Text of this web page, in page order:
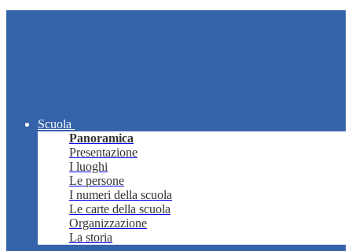
Scuola
Panoramica
Presentazione
I luoghi
Le persone
I numeri della scuola
Le carte della scuola
Organizzazione
La storia